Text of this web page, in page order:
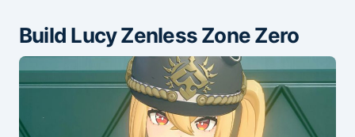
Build Lucy Zenless Zone Zero